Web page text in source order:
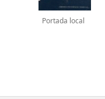
Portada local